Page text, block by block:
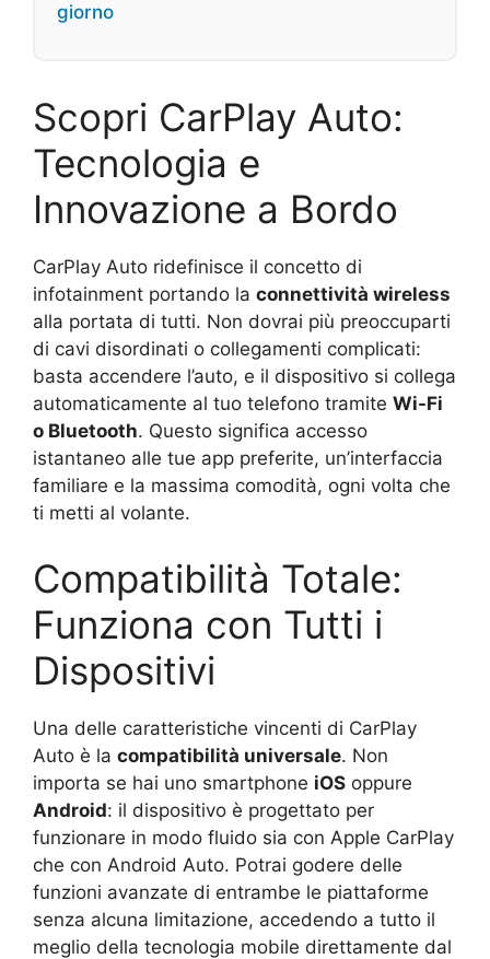
giorno
Scopri CarPlay Auto:
Tecnologia e
Innovazione a Bordo
CarPlay Auto ridefinisce il concetto di
infotainment portando la connettività wireless
alla portata di tutti. Non dovrai più preoccuparti
di cavi disordinati o collegamenti complicati:
basta accendere l’auto, e il dispositivo si collega
automaticamente al tuo telefono tramite Wi-Fi
o Bluetooth. Questo significa accesso
istantaneo alle tue app preferite, un’interfaccia
familiare e la massima comodità, ogni volta che
ti metti al volante.
Compatibilità Totale:
Funziona con Tutti i
Dispositivi
Una delle caratteristiche vincenti di CarPlay
Auto è la compatibilità universale. Non
importa se hai uno smartphone iOS oppure
Android: il dispositivo è progettato per
funzionare in modo fluido sia con Apple CarPlay
che con Android Auto. Potrai godere delle
funzioni avanzate di entrambe le piattaforme
senza alcuna limitazione, accedendo a tutto il
meglio della tecnologia mobile direttamente dal